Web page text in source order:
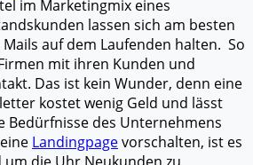
im Marketingmix eines
lassen sich am besten
auf dem Laufenden halten. So
mit ihren Kunden und
Das ist kein Wunder, denn eine
kostet wenig Geld und lässt
Bedürfnisse des Unternehmens
Landingpagevorschalten, ist es